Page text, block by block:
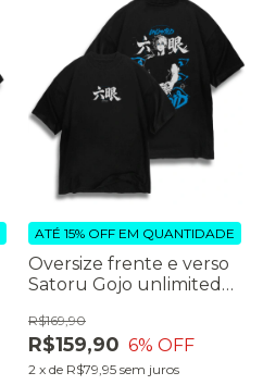
Oversize frente e verso
Satoru Gojo unlimited
R$159,90
R$169,90
6% OFF
2 x de R$79,95 sem juros
ATÉ 15% OFF EM QUANTIDADE